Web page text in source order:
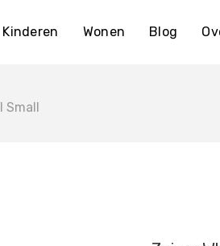
Kinderen Wonen Blog
Small